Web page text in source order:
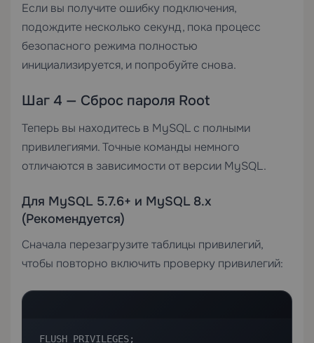
Если вы получите ошибку подключения,
подождите несколько секунд, пока процесс
безопасного режима полностью
инициализируется, и попробуйте снова.
Шаг 4 — Сброс пароля Root
Теперь вы находитесь в MySQL с полными
привилегиями. Точные команды немного
отличаются в зависимости от версии MySQL.
Для MySQL 5.7.6+ и MySQL 8.x
(Рекомендуется)
Сначала перезагрузите таблицы привилегий,
чтобы повторно включить проверку привилегий:
FLUSH PRIVILEGES;